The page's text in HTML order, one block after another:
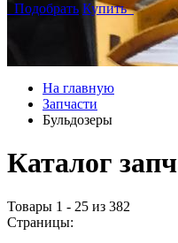
Подобрать Купить
На главную
Запчасти
Бульдозеры
Каталог
Товары 1 - 25 из 382
Страницы: